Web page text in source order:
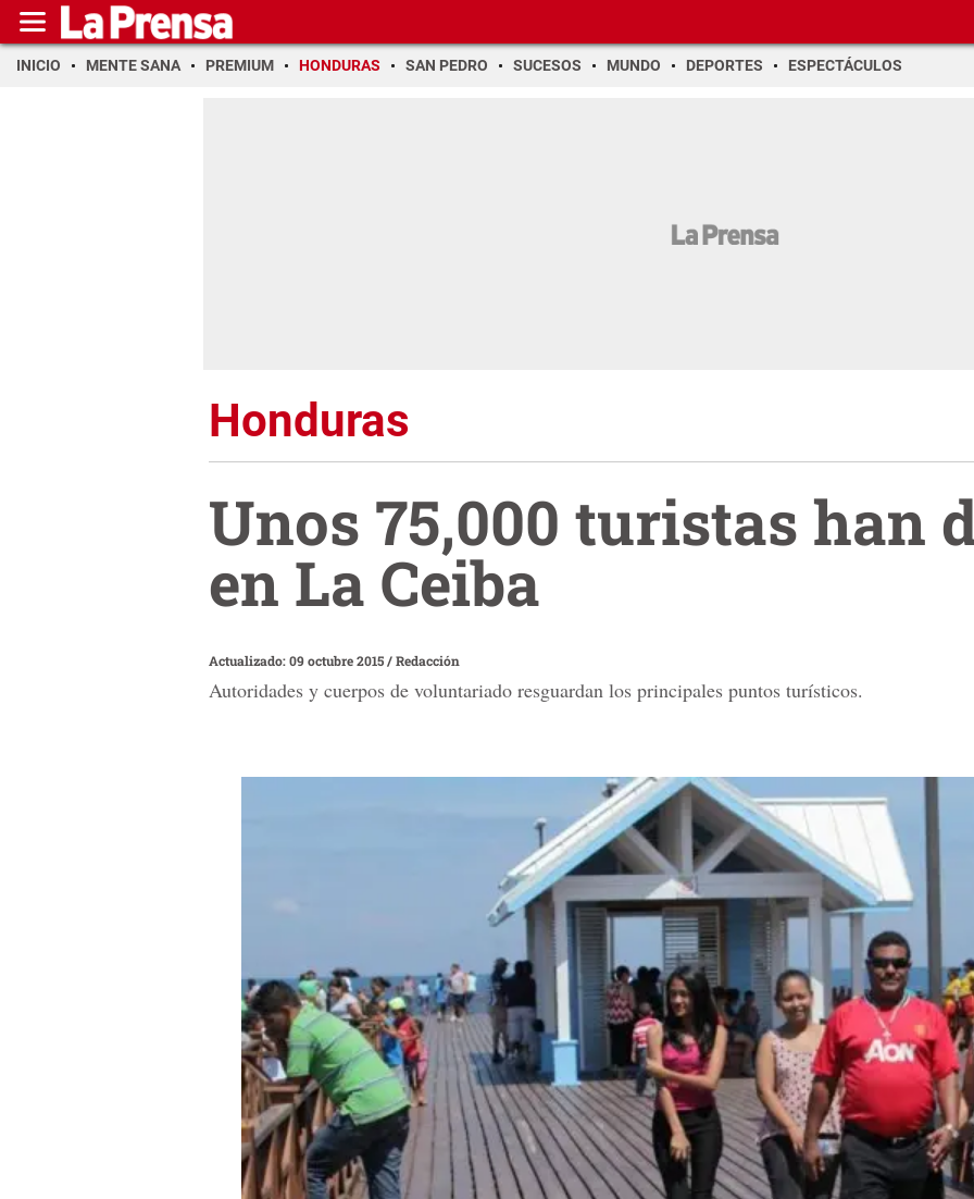
INICIO MENTE SANA PREMIUM HONDURAS SAN PEDRO SUCESOS MUNDO DEPORTES ESPECTÁCULOS
Honduras
Unos 75,000 turistas han
en La Ceiba
Actualizado: 09 octubre 2015/Redacción
Autoridades y cuerpos de voluntariado resguardan los principales puntos turísticos.